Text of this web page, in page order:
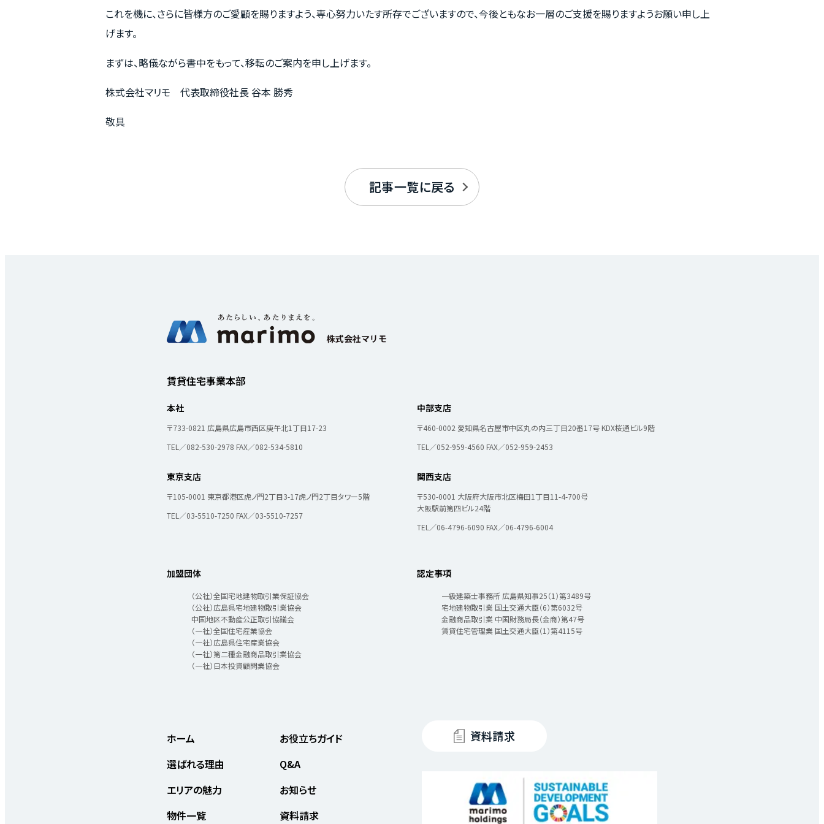
ホーム
個人情報保護方針 カスタマーハラスメントに関する基本方針 コンテンツポリシー
これを機に、さらに皆様方のご愛顧を賜りますよう、専心努力いたす所存でございますので、今後ともなお一層のご支援を賜りますようお願い申し上
げます。
まずは、略儀ながら書中をもって、移転のご案内を申し上げます。
株式会社マリモ 代表取締役社長 谷本 勝秀
敬具
記事一覧に戻る
賃貸住宅事業本部
本社
〒733-0821 広島県広島市西区庚午北1丁目17-23
TEL／082-530-2978 FAX／082-534-5810
東京支店
〒105-0001 東京都港区虎ノ門2丁目3-17虎ノ門2丁目タワー5階
TEL／03-5510-7250 FAX／03-5510-7257
中部支店
〒460-0002 愛知県名古屋市中区丸の内三丁目20番17号 KDX桜通ビル9階
TEL／052-959-4560 FAX／052-959-2453
関西支店
〒530-0001 大阪府大阪市北区梅田1丁目11-4-700号
大阪駅前第四ビル24階
TEL／06-4796-6090 FAX／06-4796-6004
加盟団体
（公社）全国宅地建物取引業保証協会
（公社）広島県宅地建物取引業協会
中国地区不動産公正取引協議会
（一社）全国住宅産業協会
（一社）広島県住宅産業協会
（一社）第二種金融商品取引業協会
（一社）日本投資顧問業協会
認定事項
一級建築士事務所 広島県知事25（1）第3489号
宅地建物取引業 国土交通大臣（6）第6032号
金融商品取引業 中国財務局長（金商）第47号
賃貸住宅管理業 国土交通大臣（1）第4115号
ホーム
選ばれる理由
エリアの魅力
物件一覧
お役立ちガイド
Q&A
お知らせ
資料請求
資料請求